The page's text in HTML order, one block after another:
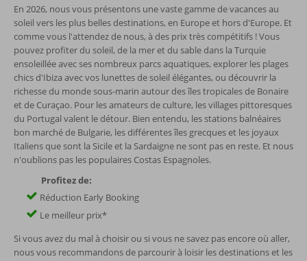
En 2026, nous vous présentons une vaste gamme de vacances au
soleil vers les plus belles destinations, en Europe et hors d'Europe. Et
comme vous l'attendez de nous, à des prix très compétitifs ! Vous
pouvez profiter du soleil, de la mer et du sable dans la Turquie
ensoleillée avec ses nombreux parcs aquatiques, explorer les plages
chics d'Ibiza avec vos lunettes de soleil élégantes, ou découvrir la
richesse du monde sous-marin autour des îles tropicales de Bonaire
et de Curaçao. Pour les amateurs de culture, les villages pittoresques
du Portugal valent le détour. Bien entendu, les stations balnéaires
bon marché de Bulgarie, les différentes îles grecques et les joyaux
Italiens que sont la Sicile et la Sardaigne ne sont pas en reste. Et nous
n'oublions pas les populaires Costas Espagnoles.
Profitez de:
Réduction Early Booking
Le meilleur prix*
Si vous avez du mal à choisir ou si vous ne savez pas encore où aller,
nous vous recommandons de parcourir à loisir les destinations et les